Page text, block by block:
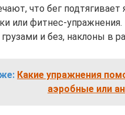
что бег
или фитнес-
и без, наклоны в
Какие упражнения
аэробные или